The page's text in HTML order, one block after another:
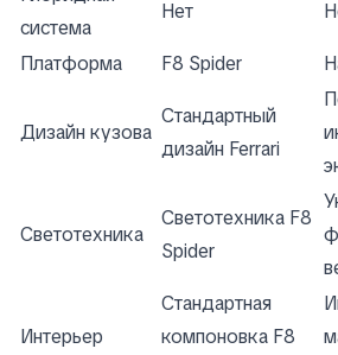
система
Нет
Платформа F8 Spider
Дизайн кузова
Стандартный
дизайн Ferrari
Светотехника
Светотехника F8
Spider
Интерьер
Стандартная
компоновка F8